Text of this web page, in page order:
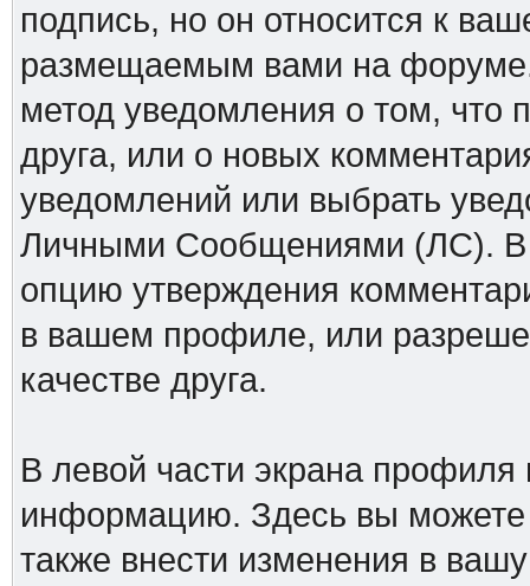
подпись, но он относится к
размещаемым вами на
метод уведомления о том, что
друга, или о новых
уведомлений или выбрать
Личными Сообщениями (ЛС). В
опцию утверждения
в вашем профиле, или
качестве друга.
В левой части экрана
информацию. Здесь вы можете
также внести изменения в